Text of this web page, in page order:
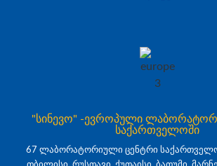
"სინევო" -ევროპული
საქართველოში
67 ლაბორატორიული ცენტრი